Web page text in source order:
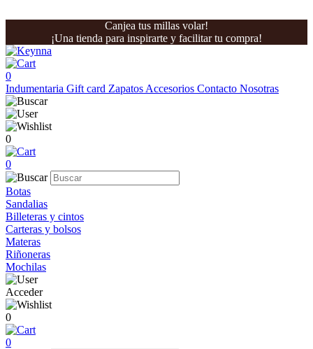
Canjea tus millas volar!
¡Una tienda para inspirarte y facilitar tu compra!
0
Indumentaria Gift card Zapatos Accesorios Contacto Nosotras
0
0
Botas
Sandalias
Billeteras y cintos
Carteras y bolsos
Materas
Riñoneras
Mochilas
Acceder
0
0